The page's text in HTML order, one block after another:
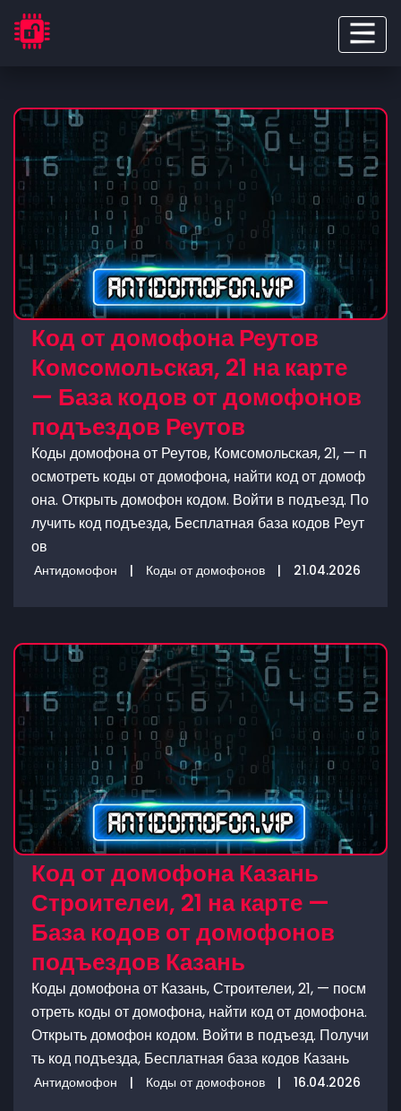
Код от домофона Реутов
Комсомольская, 21 на карте
— База кодов от домофонов
подъездов Реутов
Коды домофона от Реутов, Комсомольская, 21, — п
осмотреть коды от домофона, найти код от домоф
она. Открыть домофон кодом. Войти в подъезд. По
лучить код подъезда, Бесплатная база кодов Реут
ов
Антидомофон | Коды от домофонов | 21.04.2026
Код от домофона Казань
Строителеи, 21 на карте —
База кодов от домофонов
подъездов Казань
Коды домофона от Казань, Строителеи, 21, — посм
отреть коды от домофона, найти код от домофона.
Открыть домофон кодом. Войти в подъезд. Получи
ть код подъезда, Бесплатная база кодов Казань
Антидомофон | Коды от домофонов | 16.04.2026